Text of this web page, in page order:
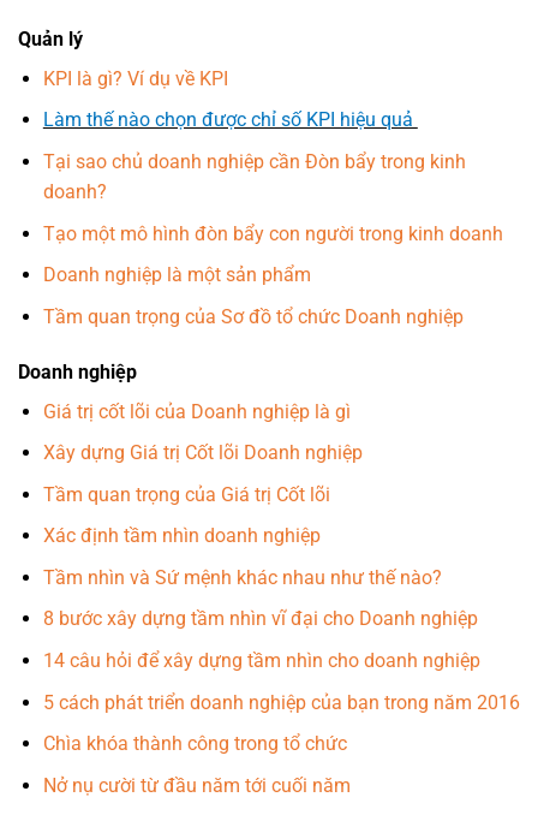
Quản lý
KPI là gì? Ví dụ về KPI
Làm thế nào chọn được chỉ số KPI hiệu quả
Tại sao chủ doanh nghiệp cần Đòn bẩy trong kinh
doanh?
Tạo một mô hình đòn bẩy con người trong kinh doanh
Doanh nghiệp là một sản phẩm
Tầm quan trọng của Sơ đồ tổ chức Doanh nghiệp
Doanh nghiệp
Giá trị cốt lõi của Doanh nghiệp là gì
Xây dựng Giá trị Cốt lõi Doanh nghiệp
Tầm quan trọng của Giá trị Cốt lõi
Xác định tầm nhìn doanh nghiệp
Tầm nhìn và Sứ mệnh khác nhau như thế nào?
8 bước xây dựng tầm nhìn vĩ đại cho Doanh nghiệp
14 câu hỏi để xây dựng tầm nhìn cho doanh nghiệp
5 cách phát triển doanh nghiệp của bạn trong năm 2016
Chìa khóa thành công trong tổ chức
Nở nụ cười từ đầu năm tới cuối năm